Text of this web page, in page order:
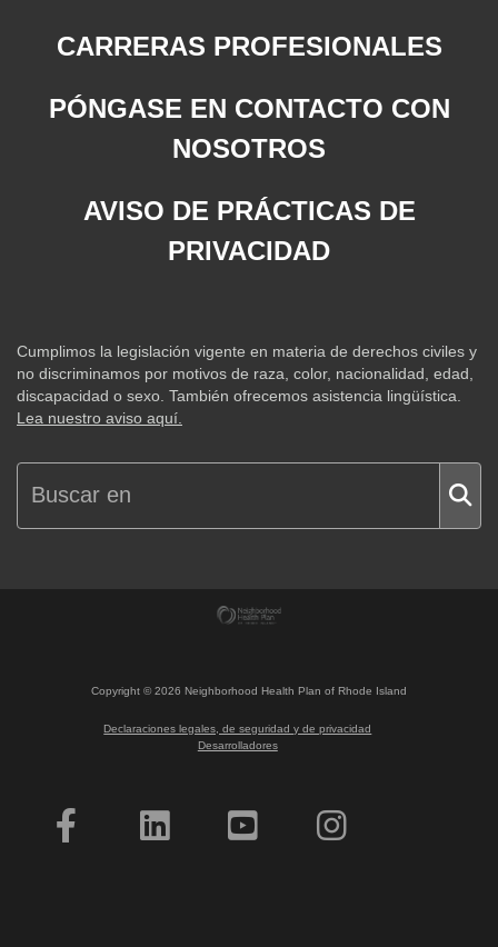
CARRERAS PROFESIONALES
PÓNGASE EN CONTACTO CON
NOSOTROS
AVISO DE PRÁCTICAS DE
PRIVACIDAD
Cumplimos la legislación vigente en materia de derechos civiles y
no discriminamos por motivos de raza, color, nacionalidad, edad,
discapacidad o sexo. También ofrecemos asistencia lingüística.
Lea nuestro aviso aquí.
Copyright ©2026 Neighborhood Health Plan of Rhode Island
Declaraciones legales, de seguridad y de privacidad
Desarrolladores